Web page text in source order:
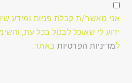
מא
אני מאשר/ת קבלת פניות ומידע
ידוע לי שאוכל לבטל בכל עת,
למדיניות הפרטיות באתר.